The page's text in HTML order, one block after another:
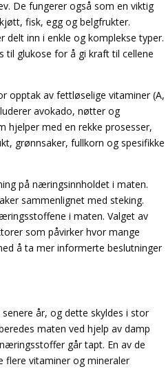
De fungerer også som en viktig
fisk, egg og belgfrukter.
delt inn i enkle og komplekse typer.
til glukose for å gi kraft til cellene
opptak av fettløselige vitaminer (A,
avokado, nøtter og
hjelper med en rekke prosesser,
grønnsaker, fullkorn og spesifikke
på næringsinnholdet i maten.
sammenlignet med steking.
i maten. Valget av
som påvirker hvor mange
å ta mer informerte beslutninger
år, og dette skyldes i stor
maten ved hjelp av damp
går tapt. En av de
flere vitaminer og mineraler